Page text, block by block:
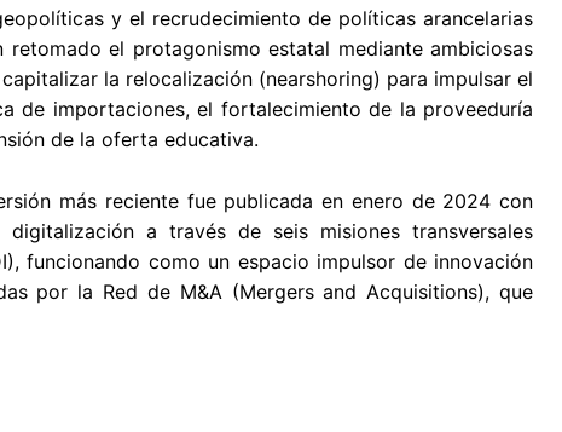
y el recrudecimiento de políticas arancelarias
el protagonismo estatal mediante ambiciosas
la relocalización (nearshoring) para impulsar el
de importaciones, el fortalecimiento de la proveeduría
de la oferta educativa.
más reciente fue publicada en enero de 2024 con
a través de seis misiones transversales
funcionando como un espacio impulsor de innovación
por la Red de M&A (Mergers and Acquisitions), que